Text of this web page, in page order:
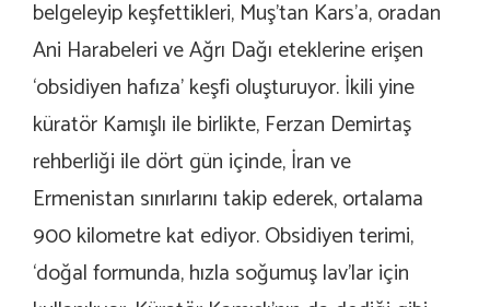
belgeleyip keşfettikleri, Muş’tan Kars’a, oradan
Ani Harabeleri ve Ağrı Dağı eteklerine erişen
‘obsidiyen hafıza’ keşfi oluşturuyor. İkili yine
küratör Kamışlı ile birlikte, Ferzan Demirtaş
rehberliği ile dört gün içinde, İran ve
Ermenistan sınırlarını takip ederek, ortalama
900 kilometre kat ediyor. Obsidiyen terimi,
‘doğal formunda, hızla soğumuş lav’lar için